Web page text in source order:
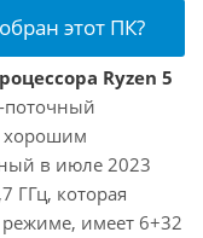
этот ПК?
Ryzen 5
хорошим
в июле 2023
ГГц, которая
имеет 6+32